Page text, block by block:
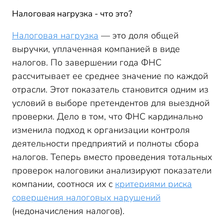
Налоговая нагрузка - что это?
Налоговая нагрузка — это доля общей
выручки, уплаченная компанией в виде
налогов. По завершении года ФНС
рассчитывает ее среднее значение по каждой
отрасли. Этот показатель становится одним из
условий в выборе претендентов для выездной
проверки. Дело в том, что ФНС кардинально
изменила подход к организации контроля
деятельности предприятий и полноты сбора
налогов. Теперь вместо проведения тотальных
проверок налоговики анализируют показатели
компании, соотнося их с критериями риска
совершения налоговых нарушений
(недоначисления налогов).